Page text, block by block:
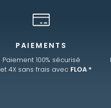
PAIEMENTS
Paiement 100% sécurisé
4X sans frais avec FLOA *